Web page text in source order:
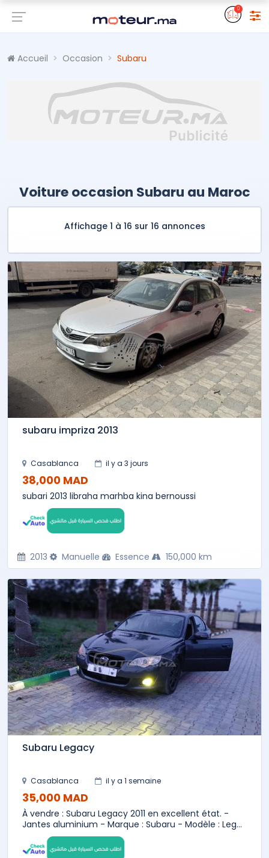
0
Accueil Occasion Subaru
Voiture occasion Subaru au Maroc
Affichage 1 à 16 sur 16 annonces
subaru impriza 2013
Casablanca il y a 3 jours
38,000 MAD
subari 2013 libraha marhba kina bernoussi
2013 Manuelle Essence 150,000 km
Subaru Legacy
Casablanca il y a 1 semaine
35,000 MAD
À vendre : Subaru Legacy 2011 en excellent état. -
Jantes aluminium - Marque : Subaru - Modèle : Leg...